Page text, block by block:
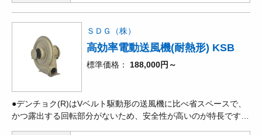
やすい構造となっています。機器や装置への取付も簡単で作業性
がよく、点検や修理などのメンテナンスが容易です。●耐熱シル
ＳＤＧ（株）
高効率電動送風機(耐熱形) KSB
標準価格 188,000円～
●デンチョク(R)はVベルト駆動形の送風機に比べ省スペースで、
かつ露出する回転部分がないため、安全性が高いのが特長です。